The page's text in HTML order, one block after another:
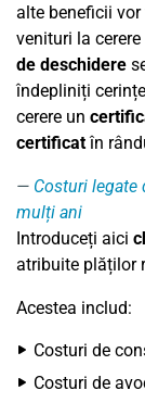
alte beneficii
venituri la
de deschidere
îndepliniți
cerere un
certificatîn
Costuri legate
mulți ani
Introduceți aici
atribuite plăților
Acestea includ:
Costuri de
Costuri de